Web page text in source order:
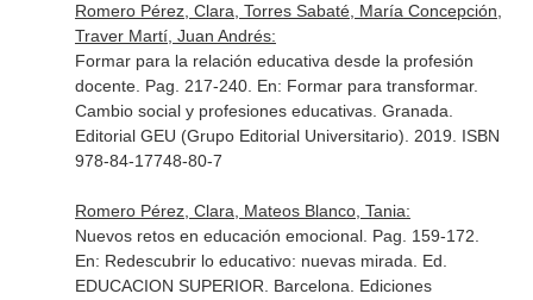
Romero Pérez, Clara, Torres Sabaté, María Concepción,
Traver Martí, Juan Andrés:
Formar para la relación educativa desde la profesión
docente. Pag. 217-240. En: Formar para transformar.
Cambio social y profesiones educativas. Granada.
Editorial GEU (Grupo Editorial Universitario). 2019. ISBN
978-84-17748-80-7
Romero Pérez, Clara, Mateos Blanco, Tania:
Nuevos retos en educación emocional. Pag. 159-172.
En: Redescubrir lo educativo: nuevas mirada . Ed.
EDUCACION SUPERIOR. Barcelona. Ediciones